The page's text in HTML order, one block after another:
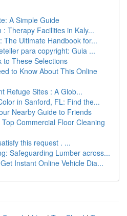
A Simple Guide
: Therapy Facilities in Kaly...
The Ultimate Handbook for...
para copyright: Guia ...
to These Selections
to Know About This Online
Refuge Sites : A Glob...
in Sanford, FL: Find the...
Nearby Guide to Friends
Commercial Floor Cleaning
this request . ...
Safeguarding Lumber across...
Instant Online Vehicle Dia...